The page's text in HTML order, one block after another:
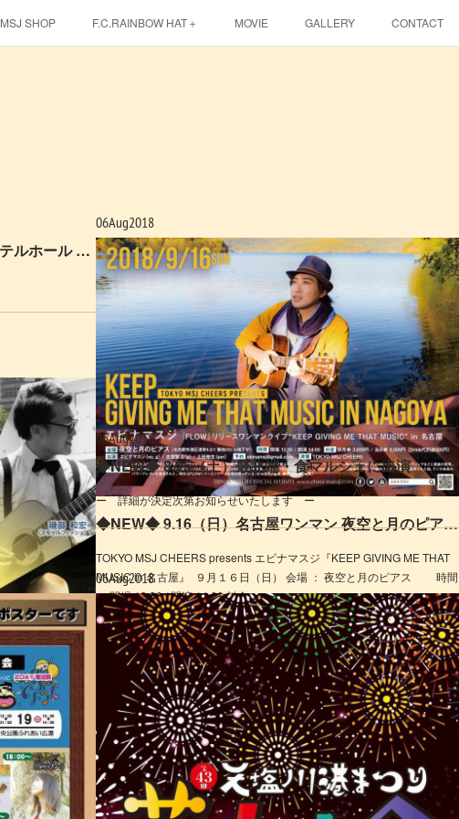
MSJ SHOP F.C.RAINBOW HAT＋ MOVIE GALLERY CONTACT
◆NEW◆ 11.30（金）札幌ワンマン ルーテルホール 開催決定!!
06Aug2018
◆NEW◆ 9.16（日）名古屋ワンマン 夜空と月のピアス 決定!!
TOKYO MSJ CHEERS presents エビナマスジ『KEEP GIVING ME THAT
MUSIC in 名古屋』 ９月１６日（日） 会場 ： 夜空と月のピアス 時間
： 開場 13:30 / 開演 14:00 料金...
06Aug2018
◆NEW◆ 8.25（土）最北端・食マルシェに出演
ー 詳細が決定次第お知らせいたします ー
06Aug2018